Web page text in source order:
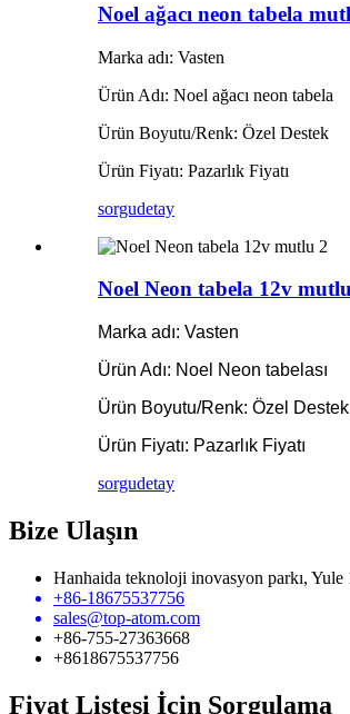
Noel ağacı neon tabela
Marka adı: Vasten
Ürün Adı: Noel ağacı neon tabela
Ürün Boyutu/Renk: Özel Destek
Ürün Fiyatı: Pazarlık Fiyatı
sorgudetay
Noel Neon tabela 12v
Marka adı: Vasten
Ürün Adı: Noel Neon tabelası
Ürün Boyutu/Renk: Özel Destek
Ürün Fiyatı: Pazarlık Fiyatı
sorgudetay
Bize Ulaşın
Hanhaida teknoloji inovasyon parkı,
+86-18675537756
sales@top-atom.com
+86-755-27363668
+8618675537756
Fiyat Listesi İçin Sorgulama